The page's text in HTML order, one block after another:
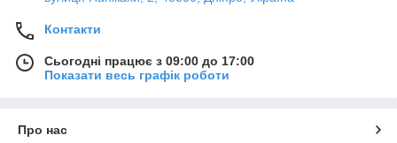
Контакти
Сьогодні працює з 09:00 до 17:00
Показати весь графік роботи
Про нас